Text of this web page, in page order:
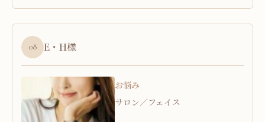
08 E・H様
お悩み
サロン／フェイス